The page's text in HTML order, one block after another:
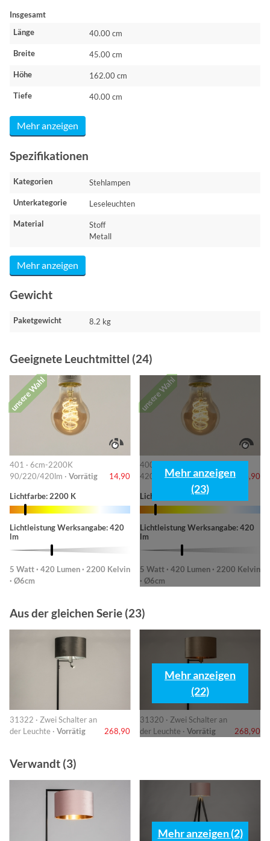
Insgesamt
Länge
40.00 cm
Breite 45.00 cm
Höhe 162.00 cm
Tiefe 40.00 cm
Mehr anzeigen
Spezifikationen
Kategorien Stehlampen
Unterkategorie Leseleuchten
Material
Stoff
Metall
Mehr anzeigen
Gewicht
Paketgewicht 8.2 kg
Geeignete Leuchtmittel (24)
unsere Wahl
401 · 6cm-2200K
90/220/420lm · Vorrätig 14,90
Lichtfarbe: 2200 K
Lichtleistung Werksangabe: 420
lm
5 Watt · 420 Lumen · 2200 Kelvin
· Ø6cm
unsere Wahl
400 · Ø 6 cm - 2200K
420lm ·Vorrätig 14,90
Lichtfarbe: 2200 K
Lichtleistung Werksangabe: 420
lm
5 Watt · 420 Lumen · 2200 Kelvin
· Ø6cm
Mehr anzeigen
(23)
Aus der gleichen Serie (23)
31322 · Zwei Schalter an
der Leuchte · Vorrätig 268,90
31320 · Zwei Schalter an
der Leuchte · Vorrätig 268,90
Mehr anzeigen
(22)
Verwandt (3)
Mehr anzeigen (2)